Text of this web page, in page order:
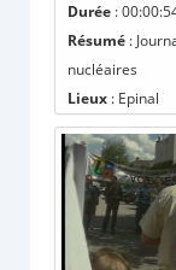
Durée :
Résumé :
nucléaires
Lieux : Epinal